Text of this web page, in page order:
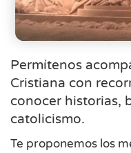
Permítenos
Cristiana con
conocer historias,
catolicismo.
Te proponemos los